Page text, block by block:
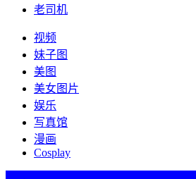
老司机
视频
妹子图
美图
美女图片
娱乐
写真馆
漫画
Cosplay